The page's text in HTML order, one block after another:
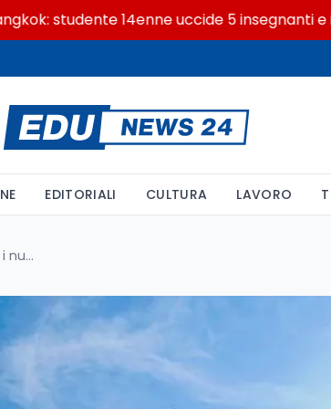
studente 14enne uccide 5 insegnanti e i nonni
EDITORIALI CULTURA LAVORO
Meloni al Quirinale: cosa dicono davvero i numeri del 2029